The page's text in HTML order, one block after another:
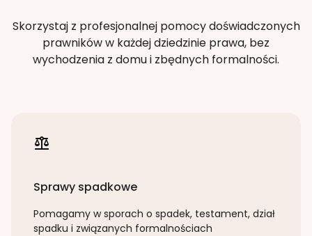
Skorzystaj z profesjonalnej pomocy doświadczonych
prawników w każdej dziedzinie prawa, bez
wychodzenia z domu i zbędnych formalności.
Sprawy spadkowe
Pomagamy w sporach o spadek, testament, dział
spadku i związanych formalnościach